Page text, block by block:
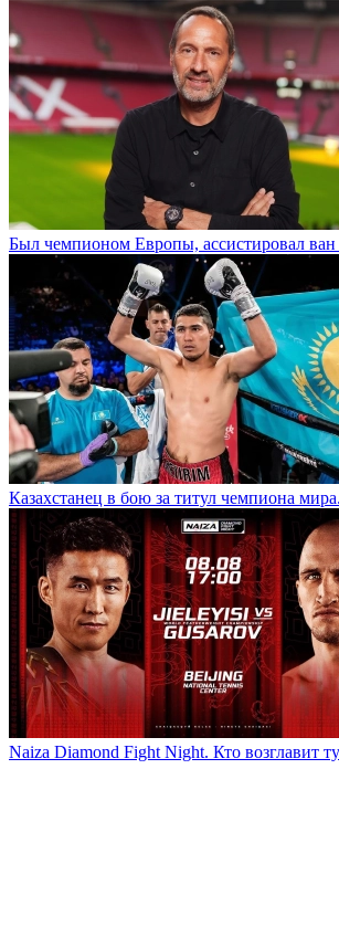
Был чемпионом Европы, ассистировал
Казахстанец в бою за титул чемпиона
Naiza Diamond Fight Night. Кто возглавит